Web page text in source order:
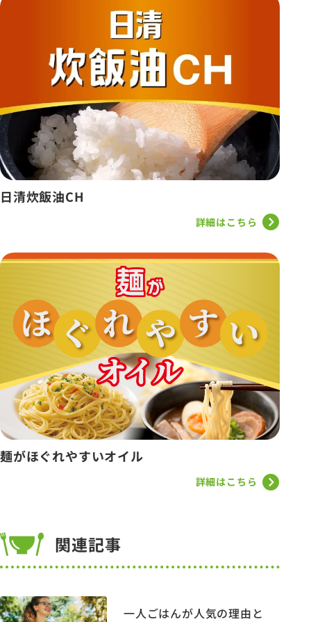
日清炊飯油CH
詳細はこちら
麺がほぐれやすいオイル
詳細はこちら
関連記事
一人ごはんが人気の理由と